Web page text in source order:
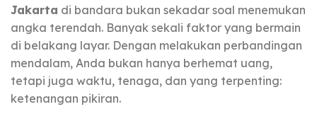
Jakarta di bandara bukan sekadar soal menemukan
angka terendah. Banyak sekali faktor yang bermain
di belakang layar. Dengan melakukan perbandingan
mendalam, Anda bukan hanya berhemat uang,
tetapi juga waktu, tenaga, dan yang terpenting:
ketenangan pikiran.